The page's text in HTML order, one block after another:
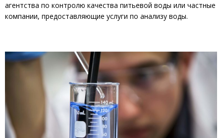
агентства по контролю качества питьевой воды или частные
компании, предоставляющие услуги по анализу воды.